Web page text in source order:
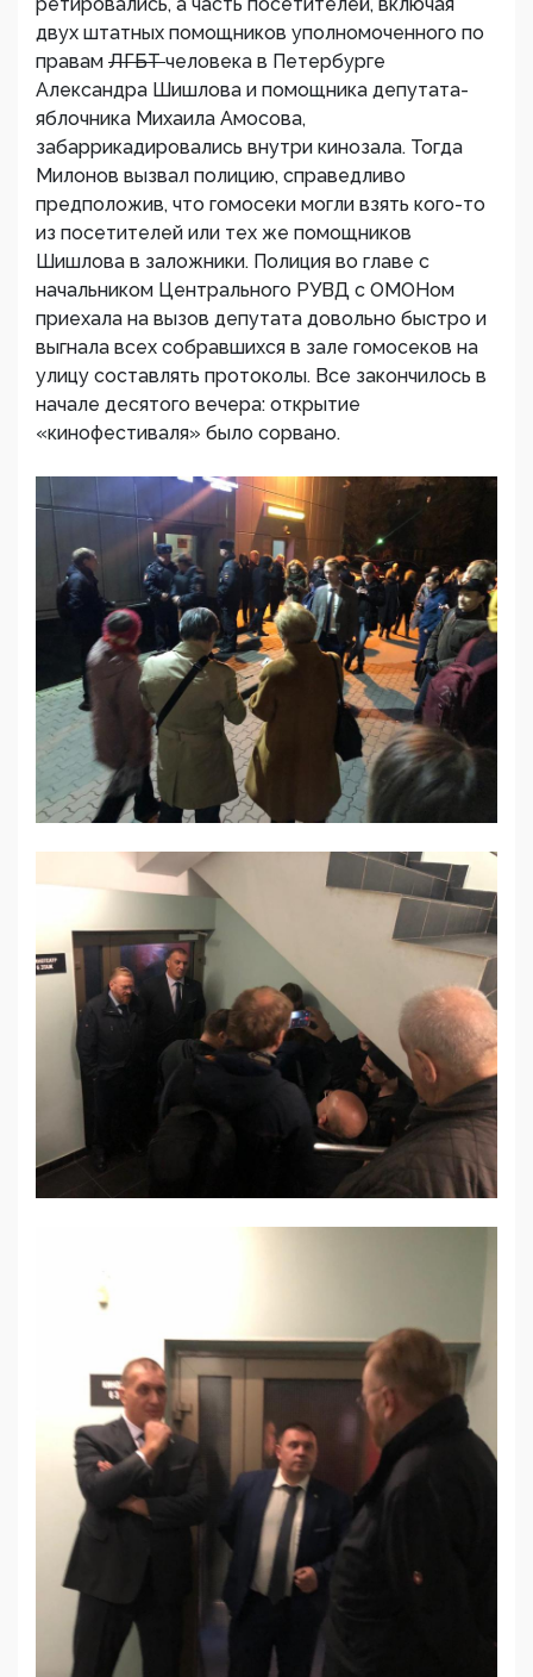
двух штатных помощников уполномоченного по
правам ЛГБТчеловека в Петербурге
Александра Шишлова и помощника депутата-
яблочника Михаила Амосова,
забаррикадировались внутри кинозала. Тогда
Милонов вызвал полицию, справедливо
предположив, что гомосеки могли взять кого-то
из посетителей или тех же помощников
Шишлова в заложники. Полиция во главе с
начальником Центрального РУВД с ОМОНом
приехала на вызов депутата довольно быстро и
выгнала всех собравшихся в зале гомосеков на
улицу составлять протоколы. Все закончилось в
начале десятого вечера: открытие
«кинофестиваля» было сорвано.